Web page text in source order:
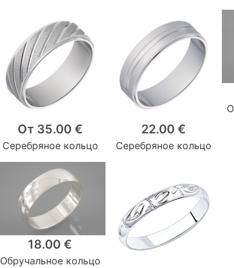
От 35.00 €
Серебряное кольцо
22.00 €
Серебряное кольцо
18.00 €
Обручальное кольцо